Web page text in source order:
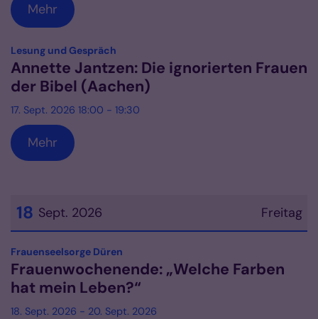
Mehr
Lesung und Gespräch
Annette Jantzen: Die ignorierten Frauen
der Bibel (Aachen)
17. Sept. 2026 18:00 - 19:30
Mehr
Freitag
18 Sept. 2026
Datum: 18. September 2026
Frauenseelsorge Düren
Frauenwochenende: „Welche Farben
hat mein Leben?“
18. Sept. 2026 - 20. Sept. 2026